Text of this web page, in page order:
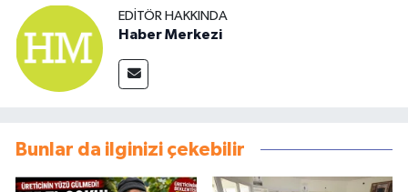
EDITÖR HAKKINDA
Haber Merkezi
Bunlar da ilginizi çekebilir